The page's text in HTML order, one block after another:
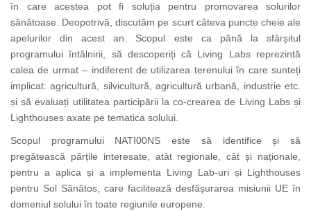
în care acestea pot fi soluția pentru promovarea solurilor
sănătoase. Deopotrivă, discutăm pe scurt câteva puncte cheie ale
apelurilor din acest an. Scopul este ca până la sfârșitul
programului întâlnirii, să descoperiți că Living Labs reprezintă
calea de urmat – indiferent de utilizarea terenului în care sunteți
implicat: agricultură, silvicultură, agricultură urbană, industrie etc.
și să evaluați utilitatea participării la co-crearea de Living Labs și
Lighthouses axate pe tematica solului.
Scopul programului NATI00NS este să identifice și să
pregătească părțile interesate, atât regionale, cât și naționale,
pentru a aplica și a implementa Living Lab-uri și Lighthouses
pentru Sol Sănătos, care facilitează desfășurarea misiunii UE în
domeniul solului în toate regiunile europene.